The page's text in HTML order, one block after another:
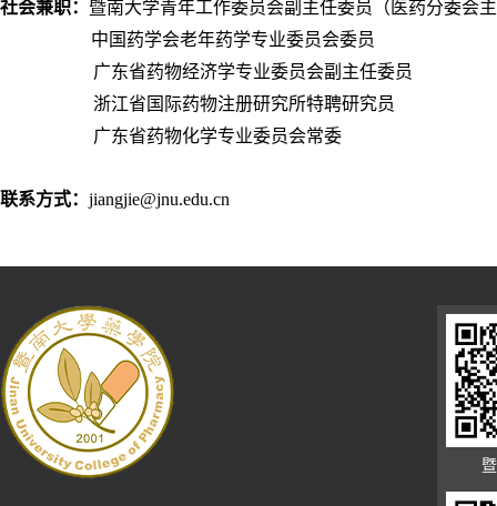
社会兼职： 暨南大学青年工作委员会副主任委员（医药分委会
中国药学会老年药学专业委员会委员
广东省药物经济学专业委员会副主任委员
浙江省国际药物注册研究所特聘研究员
广东省药物化学专业委员会常委
联系方式： jiangjie@jnu.edu.cn